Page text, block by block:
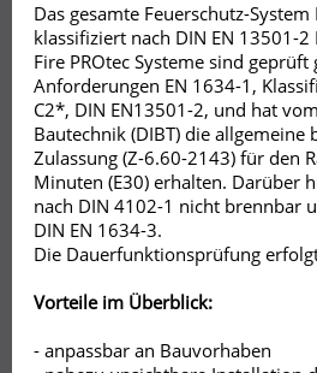
Das gesamte Feuerschutz-
klassifiziert nach DIN EN 13501-2
Fire PROtec Systeme sind geprüft
Anforderungen EN 1634-1,
C2*, DIN EN13501-2, und hat
Bautechnik (DIBT) die allgemeine
Zulassung (Z-6.60-2143) für den
Minuten (E30) erhalten. Darüber
nach DIN 4102-1 nicht brennbar
DIN EN 1634-3.
Die Dauerfunktionsprüfung
Vorteile im Überblick:
- anpassbar an Bauvorhaben